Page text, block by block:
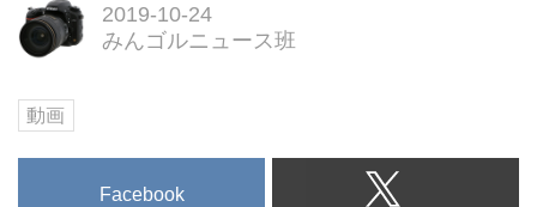
2019-10-24
みんゴルニュース班
動画
Facebook